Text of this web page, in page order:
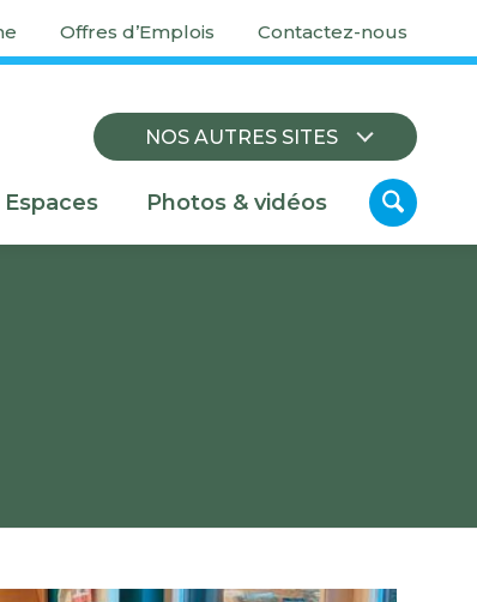
Offres d’Emplois Contactez-nous
NOS AUTRES SITES
Espaces Photos & vidéos